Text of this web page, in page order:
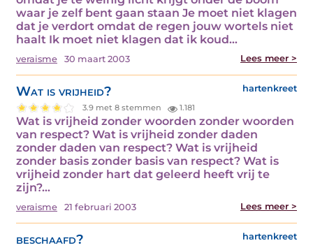
waar je zelf bent gaan staan Je moet niet klagen
dat je verdort omdat de regen jouw wortels niet
haalt Ik moet niet klagen dat ik koud…
veraisme 30 maart 2003 Lees meer >
Wat is vrijheid? hartenkreet
3.9 met 8 stemmen 1.181
Wat is vrijheid zonder woorden zonder woorden
van respect? Wat is vrijheid zonder daden
zonder daden van respect? Wat is vrijheid
zonder basis zonder basis van respect? Wat is
vrijheid zonder hart dat geleerd heeft vrij te
zijn?…
veraisme 21 februari 2003 Lees meer >
beschaafd? hartenkreet